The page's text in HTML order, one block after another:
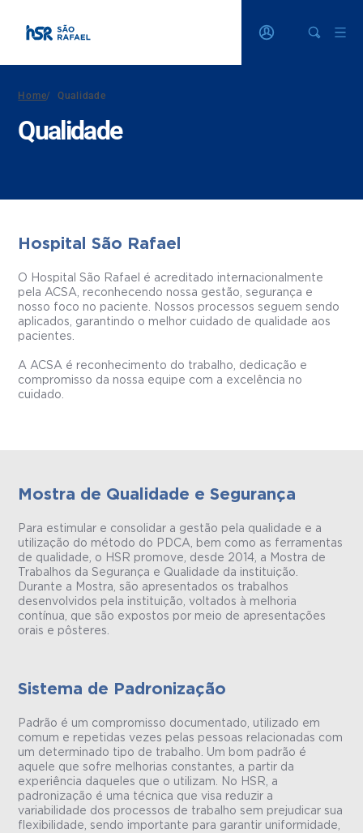
Home/ Qualidade
Qualidade
Hospital São Rafael
O Hospital São Rafael é acreditado internacionalmente
pela ACSA, reconhecendo nossa gestão, segurança e
nosso foco no paciente. Nossos processos seguem sendo
aplicados, garantindo o melhor cuidado de qualidade aos
pacientes.
A ACSA é reconhecimento do trabalho, dedicação e
compromisso da nossa equipe com a excelência no
cuidado.
Mostra de Qualidade e Segurança
Para estimular e consolidar a gestão pela qualidade e a
utilização do método do PDCA, bem como as ferramentas
de qualidade, o HSR promove, desde 2014, a Mostra de
Trabalhos da Segurança e Qualidade da instituição.
Durante a Mostra, são apresentados os trabalhos
desenvolvidos pela instituição, voltados à melhoria
contínua, que são expostos por meio de apresentações
orais e pôsteres.
Sistema de Padronização
Padrão é um compromisso documentado, utilizado em
comum e repetidas vezes pelas pessoas relacionadas com
um determinado tipo de trabalho. Um bom padrão é
aquele que sofre melhorias constantes, a partir da
experiência daqueles que o utilizam. No HSR, a
padronização é uma técnica que visa reduzir a
variabilidade dos processos de trabalho sem prejudicar sua
flexibilidade, sendo importante para garantir uniformidade,